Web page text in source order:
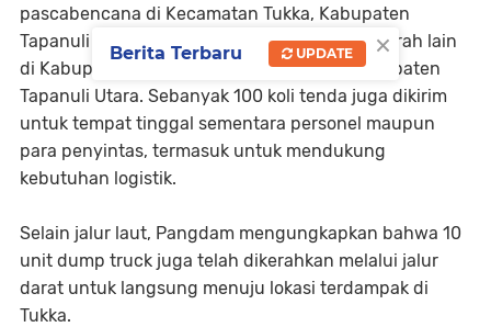
pascabencana di Kecamatan Tukka, Kabupaten
Tapanuli Tengah (Tapteng), dan beberapa daerah lain
di Kabupaten Tapanuli Selatan maupun Kabupaten
Tapanuli Utara. Sebanyak 100 koli tenda juga dikirim
untuk tempat tinggal sementara personel maupun
para penyintas, termasuk untuk mendukung
kebutuhan logistik.
Selain jalur laut, Pangdam mengungkapkan bahwa 10
unit dump truck juga telah dikerahkan melalui jalur
darat untuk langsung menuju lokasi terdampak di
Tukka.
×
Berita Terbaru UPDATE